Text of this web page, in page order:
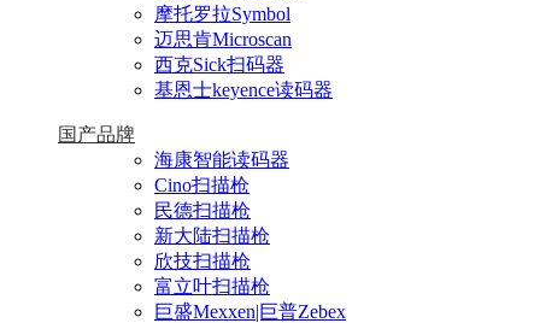
摩托罗拉Symbol
迈思肯Microscan
西克Sick扫码器
基恩士keyence读码器
国产品牌
海康智能读码器
Cino扫描枪
民德扫描枪
新大陆扫描枪
欣技扫描枪
富立叶扫描枪
巨盛Mexxen|巨普Zebex